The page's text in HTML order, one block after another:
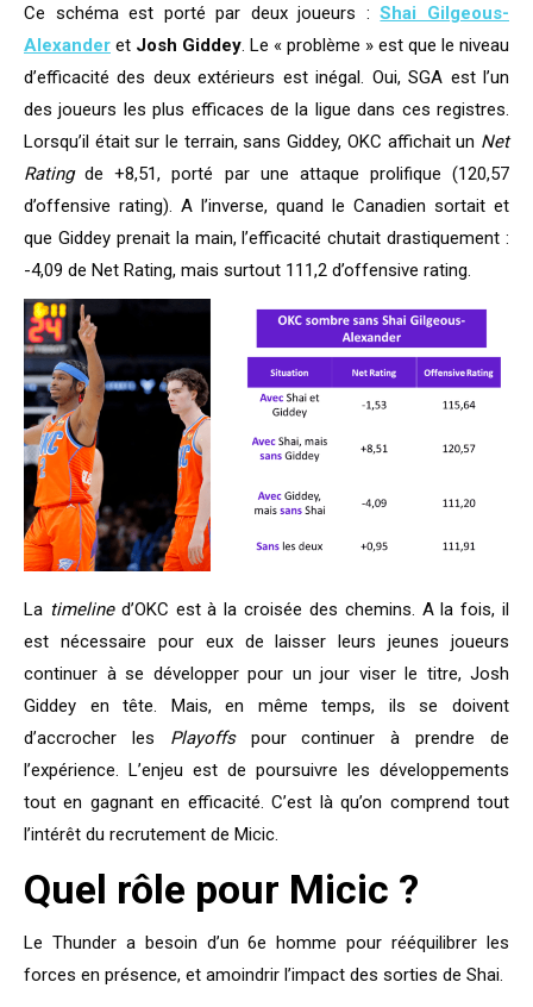
Ce schéma est porté par deux joueurs :Shai Gilgeous-
Alexander et Josh Giddey . Le « problème » est que le niveau
d’efficacité des deux extérieurs est inégal. Oui, SGA est l’un
des joueurs les plus efficaces de la ligue dans ces registres.
Lorsqu’il était sur le terrain, sans Giddey, OKC affichait un Net
Ratingde +8,51, porté par une attaque prolifique (120,57
d’offensive rating). A l’inverse, quand le Canadien sortait et
que Giddey prenait la main, l’efficacité chutait drastiquement :
-4,09 de Net Rating, mais surtout 111,2 d’offensive rating.
La timelined’OKC est à la croisée des chemins. A la fois, il
est nécessaire pour eux de laisser leurs jeunes joueurs
continuer à se développer pour un jour viser le titre, Josh
Giddey en tête. Mais, en même temps, ils se doivent
d’accrocher les Playoffspour continuer à prendre de
l’expérience. L’enjeu est de poursuivre les développements
tout en gagnant en efficacité. C’est là qu’on comprend tout
l’intérêt du recrutement de Micic.
Quel rôle pour Micic ?
Le Thunder a besoin d’un 6e homme pour rééquilibrer les
forces en présence, et amoindrir l’impact des sorties de Shai.